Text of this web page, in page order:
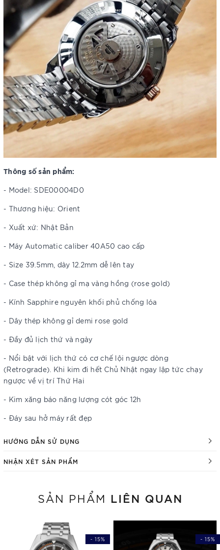
Thông số sản phẩm:
- Model: SDE00004D0
- Thương hiệu: Orient
- Xuất xứ: Nhật Bản
- Máy Automatic caliber 40A50 cao cấp
- Size 39.5mm, dày 12.2mm dễ lên tay
- Case thép không gỉ mạ vàng hồng (rose gold)
- Kính Sapphire nguyên khối phủ chống lóa
- Dây thép không gỉ demi rose gold
- Đầy đủ lịch thứ và ngày
- Nổi bật với lịch thứ có cơ chế lội ngược dòng
(Retrograde). Khi kim đi hết Chủ Nhật ngay lập tức chạy
ngược về vị trí Thứ Hai
- Kim xăng báo năng lượng cót góc 12h
- Đáy sau hở máy rất đẹp
HƯỚNG DẪN SỬ DỤNG
NHẬN XÉT SẢN PHẨM
SẢN PHẨM LIÊN QUAN
- 15% - 15%